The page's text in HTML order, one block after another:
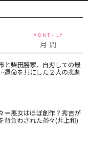
MONTHLY
月 間
と柴田勝家、自刃しての最
命を共にした２人の悲劇
＝悪女はほぼ創作？秀吉が
背負わされた茶々(井上和)